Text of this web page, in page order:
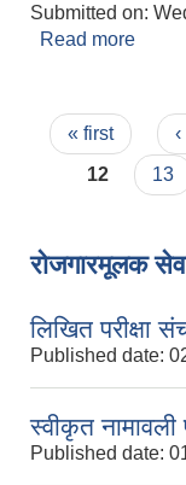
Submitted on:
Read more
Pages
« first
12
13
रोजगारमूलक
लिखित परीक्षा
Published date:
स्वीकृत
Published date: